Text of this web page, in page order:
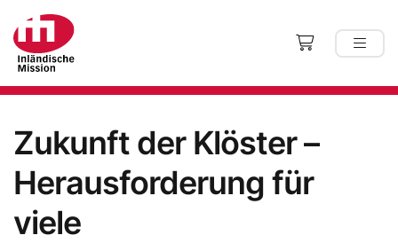
Zukunft der Klöster –
Herausforderung für
viele